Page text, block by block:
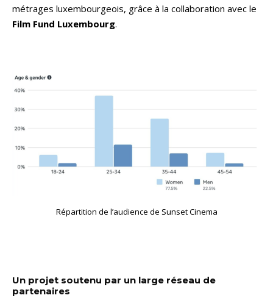
métrages luxembourgeois, grâce à la collaboration avec le
Film Fund Luxembourg.
Répartition de l’audience de Sunset Cinema
Un projet soutenu par un large réseau de
partenaires